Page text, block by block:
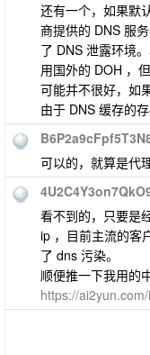
还有一个，如果默
商提供的 DNS 服
了 DNS 泄露环境
用国外的 DOH ，
可能并不很好，如
由于 DNS 缓存的
可以的，就算是代
看不到的，只要是
ip ，目前主流的客
了 dns 污染。
顺便推一下我用的
https://